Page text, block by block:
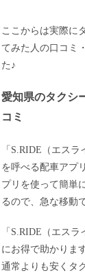
ここからは実際に
てみた人の口コミ
た♪
愛知県のタクシ
コミ
「S.RIDE（エス
を呼べる配車アプ
プリを使って簡単
るので、急な移動
「S.RIDE（エス
にお得で助かりま
通常よりも安くタ